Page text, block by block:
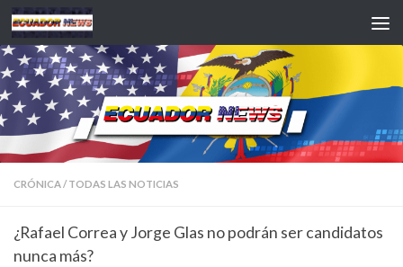
Saltar al contenido
CRÓNICA/ TODAS LAS NOTICIAS
¿Rafael Correa y Jorge Glas no podrán ser candidatos
nunca más?